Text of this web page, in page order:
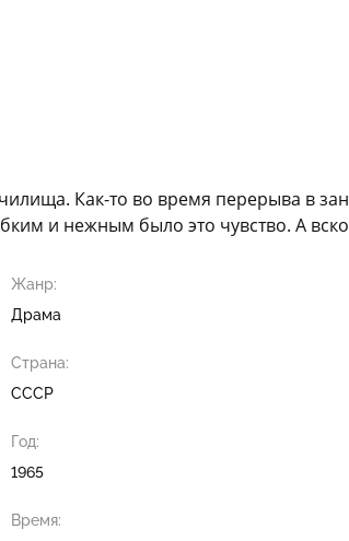
Как-то во время перерыва в
и нежным было это чувство. А
Жанр:
Драма
Страна:
СССР
Год:
1965
Время: